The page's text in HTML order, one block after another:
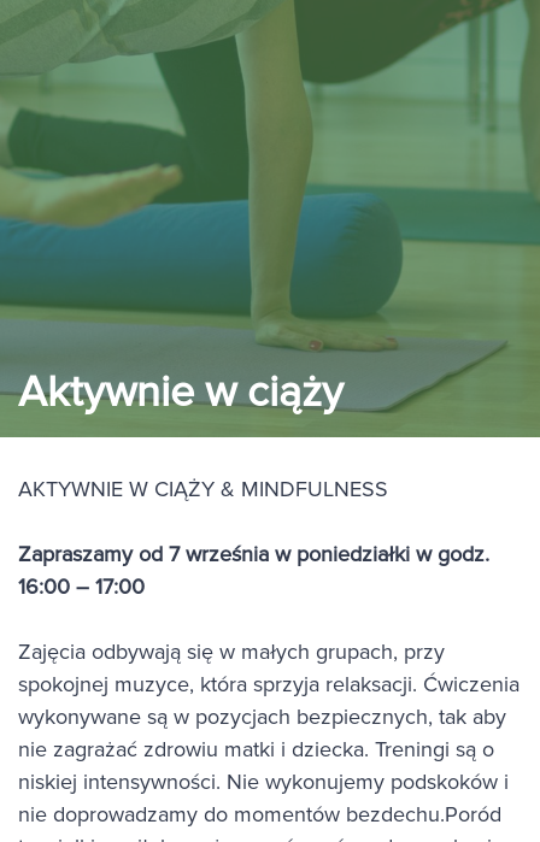
Aktywnie w ciąży
AKTYWNIE W CIĄŻY & MINDFULNESS
Zapraszamy od 7 września w poniedziałki w godz.
16:00 – 17:00
Zajęcia odbywają się w małych grupach, przy
spokojnej muzyce, która sprzyja relaksacji. Ćwiczenia
wykonywane są w pozycjach bezpiecznych, tak aby
nie zagrażać zdrowiu matki i dziecka. Treningi są o
niskiej intensywności. Nie wykonujemy podskoków i
nie doprowadzamy do momentów bezdechu.Poród